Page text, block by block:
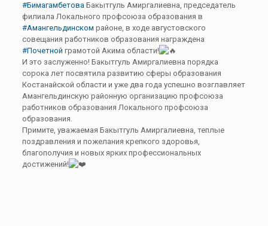
#БимагамбетоваБакытгуль Амиргалиевна, председатель
филиала Локального профсоюза образования в
#Амангельдинском районе, в ходе августовского
совещания работников образования награждена
#Почетной грамотой Акима области!
И это заслуженно! Бакытгуль Амиргалиевна порядка
сорока лет посвятила развитию сферы образования
Костанайской области и уже два года успешно возглавляет
Амангельдинскую районную организацию профсоюза
работников образования Локального профсоюза
образования.
Примите, уважаемая Бакытгуль Амиргалиевна, теплые
поздравления и пожелания крепкого здоровья,
благополучия и новых ярких профессиональных
достижений!